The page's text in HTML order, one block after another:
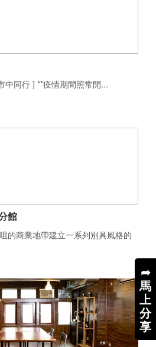
➦
馬
上
分
享
中同行 ] **疫情期間照常開...
館
的商業地帶建立一系列別具風格的